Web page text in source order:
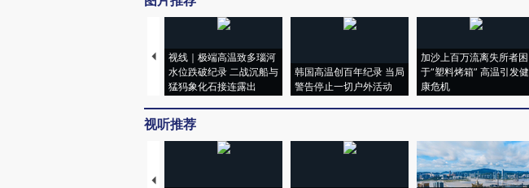
视线｜极端高温致多瑙河
水位跌破纪录 二战沉船与
猛犸象化石接连露出
韩国高温创百年纪录 当局
警告停止一切户外活动
加沙上百万流离失所者困
于“塑料烤箱” 高温引发健
康危机
视听推荐